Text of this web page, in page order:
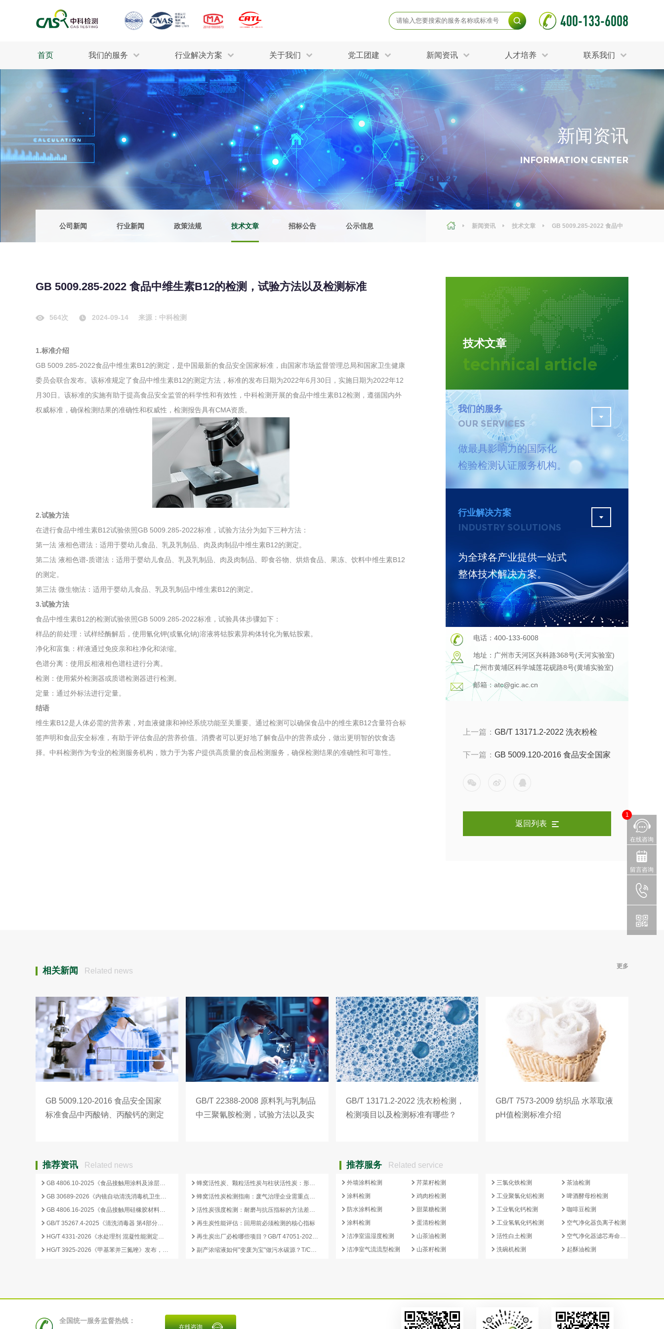
400-133-6008
首页 我们的服务 行业解决方案 关于我们 党工团建 新闻资讯 人才培养 联系我们
生态环保
工业材料
美妆消毒
石油化工
轻工产品
制药医疗
建筑材料
农副产品
专项服务
综合检测
检测服务
污水检测 三废监测 电磁辐射检测 声环境与振动检测
废气检测 二噁英检测 土壤检测
评估调查
耕地质量评价 矿山资源调查 危险废物鉴别 危废鉴定
场地调查 环境风险评估 农用地土壤调查 更多
清洁生产审核 环境风险评价 更多
测绘测量
轨道交通变形监测
VOCs废气治理 固废处理工程
综合利用工程 更多
在线咨询
行业解决方案
INDUSTRY SOLUTIONS
为全球各产业提供一站式
整体技术解决方案。
产品质量鉴定
固废危废鉴定
土壤场地调查
生态环境检测
消毒检测备案
空气净化检测
公共卫生检测
病毒杀灭试验
防护产品检测
成分分析化验
有毒有害检测
运动场地检测
涉水产品检测
放射卫生检测
食品安全检测
洁净度检测
化妆品检测
水资源检测
毒理检测
光伏检测
新闻资讯
INFORMATION CENTER
公司新闻 行业新闻 政策法规 技术文章 招标公告 公示信息 新闻资讯 技术文章 GB 5009.285-2022 食品中
GB 5009.285-2022 食品中维生素B12的检测，试验方法以及检测标准
564次 2024-09-14 来源：中科检测
1.标准介绍
GB 5009.285-2022食品中维生素B12的测定，是中国最新的食品安全国家标准，由国家市场监督管理总局和国家卫生健康
委员会联合发布。该标准规定了食品中维生素B12的测定方法，标准的发布日期为2022年6月30日，实施日期为2022年12
月30日。该标准的实施有助于提高食品安全监管的科学性和有效性，中科检测开展的食品中维生素B12检测，遵循国内外
权威标准，确保检测结果的准确性和权威性，检测报告具有CMA资质。
2.试验方法
在进行食品中维生素B12试验依照GB 5009.285-2022标准，试验方法分为如下三种方法：
第一法 液相色谱法：适用于婴幼儿食品、乳及乳制品、肉及肉制品中维生素B12的测定。
第二法 液相色谱-质谱法：适用于婴幼儿食品、乳及乳制品、肉及肉制品、即食谷物、烘焙食品、果冻、饮料中维生素B12
的测定。
第三法 微生物法：适用于婴幼儿食品、乳及乳制品中维生素B12的测定。
3.试验方法
食品中维生素B12的检测试验依照GB 5009.285-2022标准，试验具体步骤如下：
样品的前处理：试样经酶解后，使用氰化钾(或氰化钠)溶液将钴胺素异构体转化为氰钴胺素。
净化和富集：样液通过免疫亲和柱净化和浓缩。
色谱分离：使用反相液相色谱柱进行分离。
检测：使用紫外检测器或质谱检测器进行检测。
定量：通过外标法进行定量。
结语
维生素B12是人体必需的营养素，对血液健康和神经系统功能至关重要。通过检测可以确保食品中的维生素B12含量符合标
签声明和食品安全标准，有助于评估食品的营养价值。消费者可以更好地了解食品中的营养成分，做出更明智的饮食选
择。中科检测作为专业的检测服务机构，致力于为客户提供高质量的食品检测服务，确保检测结果的准确性和可靠性。
技术文章
technical article
我们的服务
OUR SERVICES
做最具影响力的国际化
检验检测认证服务机构。
行业解决方案
INDUSTRY SOLUTIONS
为全球各产业提供一站式
整体技术解决方案。
电话：400-133-6008
地址：广州市天河区兴科路368号(天河实验室)
广州市黄埔区科学城莲花砚路8号(黄埔实验室)
邮箱：atc@gic.ac.cn
上一篇： GB/T 13171.2-2022 洗衣粉检
测，检测项目以及检测标准有哪些？
下一篇： GB 5009.120-2016 食品安全国家
标准食品中丙酸钠、丙酸钙的测定方法介
返回列表
相关新闻 Related news
更多
GB 5009.120-2016 食品安全国家
标准食品中丙酸钠、丙酸钙的测定
GB/T 22388-2008 原料乳与乳制品
中三聚氰胺检测，试验方法以及实
GB/T 13171.2-2022 洗衣粉检测，
检测项目以及检测标准有哪些？
GB/T 7573-2009 纺织品 水萃取液
pH值检测标准介绍
推荐资讯 Related news 推荐服务 Related service
GB 4806.10-2025《食品接触用涂料及涂层》标准核心变化解析
GB 30689-2026《内镜自动清洗消毒机卫生要求》解读与检测合规要点
GB 4806.16-2025《食品接触用硅橡胶材料及制品》标准解析
GB/T 35267.4-2025《清洗消毒器 第4部分：内镜清洗消毒器》标准解读与检测项目清单
HG/T 4331-2026《水处理剂 混凝性能测定方法》发布，2026 年 12 月 1 日起实施
HG/T 3925-2026《甲基苯并三氮唑》发布，2026 年 12 月 1 日起实施
蜂窝活性炭、颗粒活性炭与柱状活性炭：形态差异与检测重点对照
蜂窝活性炭检测指南：废气治理企业需重点关注的5项核心指标
活性炭强度检测：耐磨与抗压指标的方法差异及验收意义
再生炭性能评估：回用前必须检测的核心指标
再生炭出厂必检哪些项目？GB/T 47051-2026 再生活性炭检测清单这样列
副产浓缩液如何"变废为宝"做污水碳源？T/CCEIA 0006-2026 核心解读
外墙涂料检测
涂料检测
防水涂料检测
涂料检测
洁净室温湿度检测
洁净室气流流型检测
芹菜籽检测
鸡肉粉检测
甜菜糖检测
蛋清粉检测
山茶油检测
山茶籽检测
三氯化铁检测
工业聚氯化铝检测
工业氧化钙检测
工业氢氧化钙检测
活性白土检测
洗碗机检测
茶油检测
啤酒酵母粉检测
咖啡豆检测
空气净化器负离子检测
空气净化器滤芯寿命检测
起酥油检测
全国统一服务监督热线：
在线咨询
在线咨询
1
留言咨询